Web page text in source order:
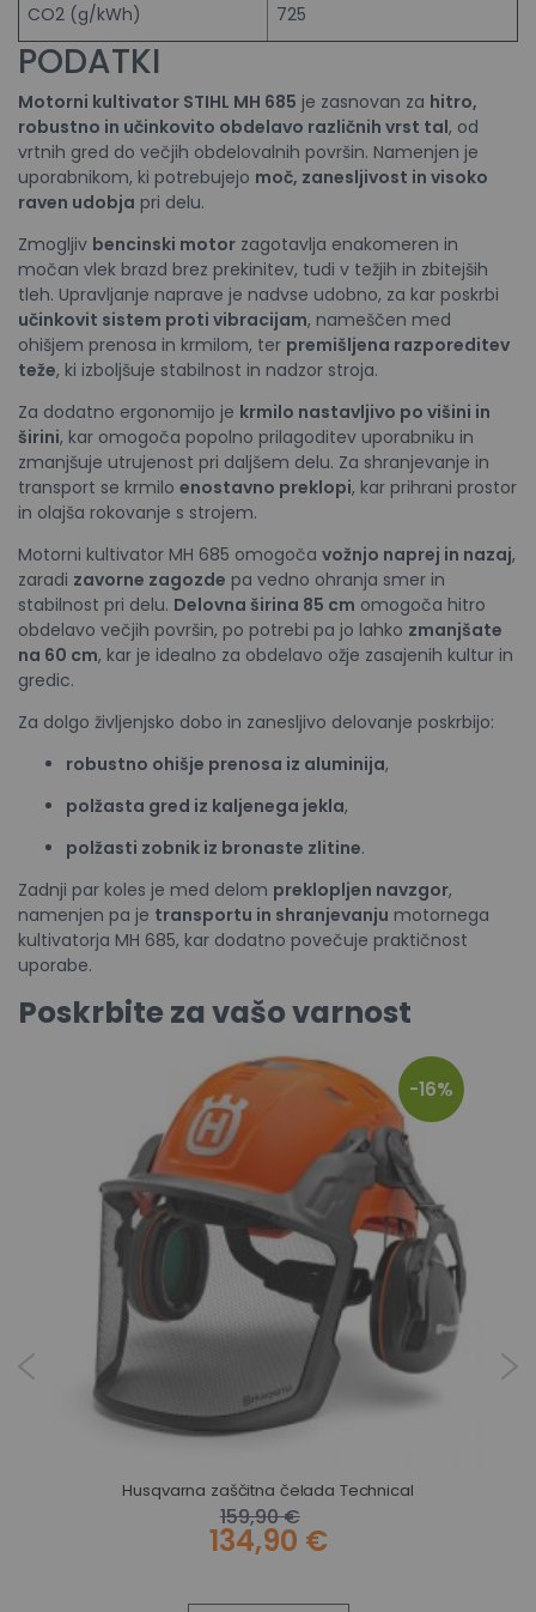
CO2 (g/kWh) 725
PODATKI
Motorni kultivator STIHL MH 685 je zasnovan za hitro,
robustno in učinkovito obdelavo različnih vrst tal, od
vrtnih gred do večjih obdelovalnih površin. Namenjen je
uporabnikom, ki potrebujejo moč, zanesljivost in visoko
raven udobja pri delu.
Zmogljiv bencinski motor zagotavlja enakomeren in
močan vlek brazd brez prekinitev, tudi v težjih in zbitejših
tleh. Upravljanje naprave je nadvse udobno, za kar poskrbi
učinkovit sistem proti vibracijam, nameščen med
ohišjem prenosa in krmilom, ter premišljena razporeditev
teže, ki izboljšuje stabilnost in nadzor stroja.
Za dodatno ergonomijo je krmilo nastavljivo po višini in
širini, kar omogoča popolno prilagoditev uporabniku in
zmanjšuje utrujenost pri daljšem delu. Za shranjevanje in
transport se krmilo enostavno preklopi, kar prihrani prostor
in olajša rokovanje s strojem.
Motorni kultivator MH 685 omogoča vožnjo naprej in nazaj,
zaradi zavorne zagozde pa vedno ohranja smer in
stabilnost pri delu. Delovna širina 85 cm omogoča hitro
obdelavo večjih površin, po potrebi pa jo lahko zmanjšate
na 60 cm, kar je idealno za obdelavo ožje zasajenih kultur in
gredic.
Za dolgo življenjsko dobo in zanesljivo delovanje poskrbijo:
robustno ohišje prenosa iz aluminija,
polžasta gred iz kaljenega jekla,
polžasti zobnik iz bronaste zlitine.
Zadnji par koles je med delom preklopljen navzgor,
namenjen pa je transportu in shranjevanju motornega
kultivatorja MH 685, kar dodatno povečuje praktičnost
uporabe.
Poskrbite za vašo varnost
-16%
Husqvarna zaščitna čelada Technical
159,90 €
134,90 €